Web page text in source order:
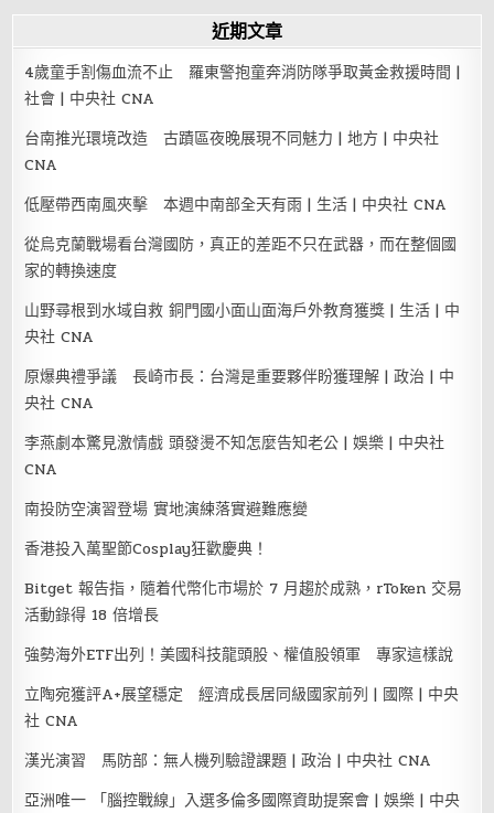
近期文章
4歲童手割傷血流不止 羅東警抱童奔消防隊爭取黃金救援時間 |
社會 | 中央社 CNA
台南推光環境改造 古蹟區夜晚展現不同魅力 | 地方 | 中央社
CNA
低壓帶西南風夾擊 本週中南部全天有雨 | 生活 | 中央社 CNA
從烏克蘭戰場看台灣國防，真正的差距不只在武器，而在整個國
家的轉換速度
山野尋根到水域自救 銅門國小面山面海戶外教育獲獎 | 生活 | 中
央社 CNA
原爆典禮爭議 長崎市長：台灣是重要夥伴盼獲理解 | 政治 | 中
央社 CNA
李燕劇本驚見激情戲 頭發燙不知怎麼告知老公 | 娛樂 | 中央社
CNA
南投防空演習登場 實地演練落實避難應變
香港投入萬聖節Cosplay狂歡慶典！
Bitget 報告指，隨着代幣化市場於 7 月趨於成熟，rToken 交易
活動錄得 18 倍增長
強勢海外ETF出列！美國科技龍頭股、權值股領軍 專家這樣說
立陶宛獲評A+展望穩定 經濟成長居同級國家前列 | 國際 | 中央
社 CNA
漢光演習 馬防部：無人機列驗證課題 | 政治 | 中央社 CNA
亞洲唯一 「腦控戰線」入選多倫多國際資助提案會 | 娛樂 | 中央